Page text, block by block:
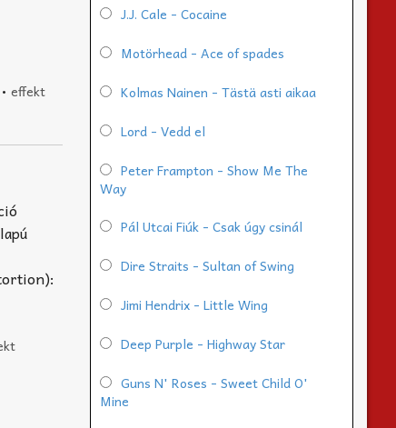
• effekt
J.J. Cale - Cocaine
Motörhead - Ace of spades
Kolmas Nainen - Tästä asti aikaa
Lord - Vedd el
Peter Frampton - Show Me The
Way
Pál Utcai Fiúk - Csak úgy csinál
Dire Straits - Sultan of Swing
Jimi Hendrix - Little Wing
Deep Purple - Highway Star
Guns N' Roses - Sweet Child O'
Mine